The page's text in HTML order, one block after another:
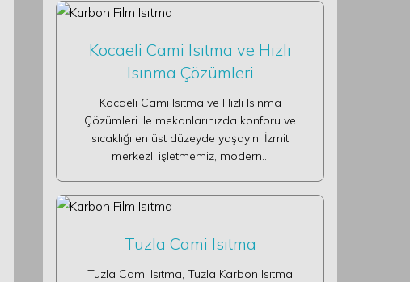
Kocaeli Cami Isıtma ve Hızlı
Isınma Çözümleri
Kocaeli Cami Isıtma ve Hızlı Isınma
Çözümleri ile mekanlarınızda konforu ve
sıcaklığı en üst düzeyde yaşayın. İzmit
merkezli işletmemiz, modern…
Tuzla Cami Isıtma
Tuzla Cami Isıtma, Tuzla Karbon Isıtma